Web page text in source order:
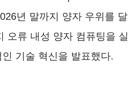
년 말까지 양자 우위를 달
오류 내성 양자 컴퓨팅을 실
기술 혁신을 발표했다.